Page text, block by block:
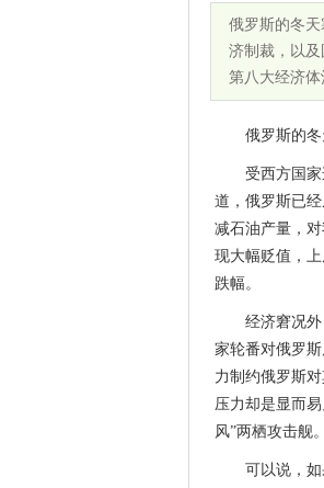
俄罗斯的冬
济制裁，以
第八大经济
俄罗斯的
受西方国
道，俄罗斯已
减石油产量，
现大幅贬值，
跌幅。
经济窘况
家轮番对俄罗
力制约俄罗斯
压力却是显而
风”两栖攻击舰
可以说，